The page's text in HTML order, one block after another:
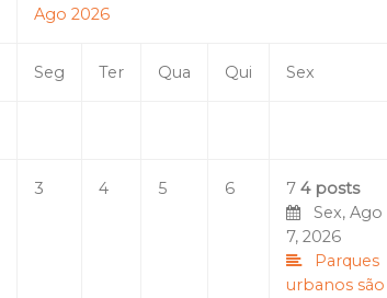
Ago 2026
Seg Ter Qua Qui Sex
3 4 5 6 7 4 posts
Sex, Ago
7, 2026
Parques
urbanos são